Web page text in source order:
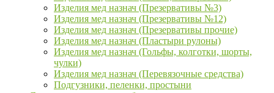
Изделия мед назнач (Презервативы №3)
Изделия мед назнач (Презервативы №12)
Изделия мед назнач (Презервативы прочие)
Изделия мед назнач (Пластыри рулоны)
Изделия мед назнач (Гольфы, колготки, шорты,
чулки)
Изделия мед назнач (Перевязочные средства)
Подгузники, пеленки, простыни